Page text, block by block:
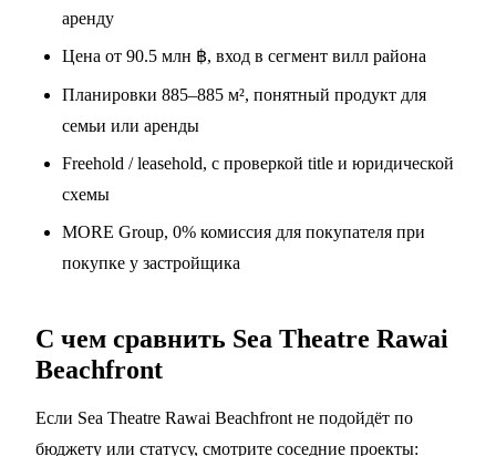
аренду
Цена от 90.5 млн ฿, вход в сегмент вилл района
Планировки 885–885 м², понятный продукт для
семьи или аренды
Freehold / leasehold, с проверкой title и юридической
схемы
MORE Group, 0% комиссия для покупателя при
покупке у застройщика
С чем сравнить Sea Theatre Rawai
Beachfront
Если Sea Theatre Rawai Beachfront не подойдёт по
бюджету или статусу, смотрите соседние проекты: